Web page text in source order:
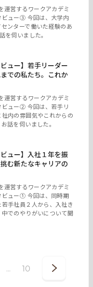
営するワークアカデミ
ビュー③ 今回は、大学内
ンターで働いた経験のあ
を伺いました。
ビュー】若手リーダー
での私たち。これか
営するワークアカデミ
ビュー② 今回は、若手リ
内の雰囲気やこれからの
話を伺いました。
ビュー】入社１年を振
む新たなキャリアの
営するワークアカデミ
ビュー① 今回は、同時期
手社員２人から、入社き
でのやりがいについて聞
... 10